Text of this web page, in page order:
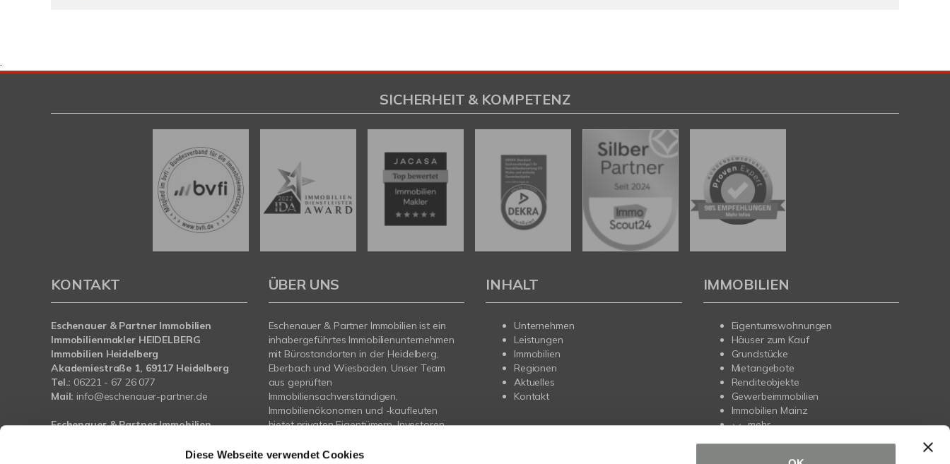
Diese Webseite verwendet Cookies
.
SICHERHEIT & KOMPETENZ
KONTAKT
Eschenauer & Partner Immobilien
Immobilienmakler HEIDELBERG
Immobilien Heidelberg
Akademiestraße 1, 69117 Heidelberg
Tel.: 06221 - 67 26 077
Mail: info@eschenauer-partner.de
Eschenauer & Partner Immobilien
ÜBER UNS
Eschenauer & Partner Immobilien ist ein
inhabergeführtes Immobilienunternehmen
mit Bürostandorten in der Heidelberg,
Eberbach und Wiesbaden. Unser Team
aus geprüften
Immobiliensachverständigen,
Immobilienökonomen und -kaufleuten
bietet privaten Eigentümern, Investoren
Unterstützung beim Verkauf, der
INHALT
Unternehmen
Leistungen
Immobilien
Regionen
Aktuelles
Kontakt
IMMOBILIEN
Eigentumswohnungen
Häuser zum Kauf
Grundstücke
Mietangebote
Renditeobjekte
Gewerbeimmobilien
Immobilien Mainz
mehr